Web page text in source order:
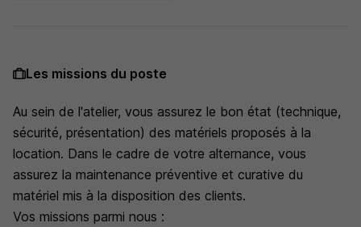
Les missions du poste
Au sein de l'atelier, vous assurez le bon état (technique,
sécurité, présentation) des matériels proposés à la
location. Dans le cadre de votre alternance, vous
assurez la maintenance préventive et curative du
matériel mis à la disposition des clients.
Vos missions parmi nous :